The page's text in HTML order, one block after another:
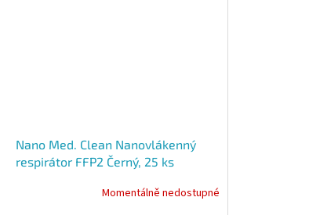
Nano Med. Clean Nanovlákenný
respirátor FFP2 Černý, 25 ks
Momentálně nedostupné